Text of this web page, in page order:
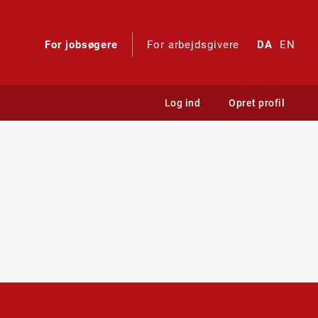
For jobsøgere For arbejdsgivere DA EN
Log ind Opret profil